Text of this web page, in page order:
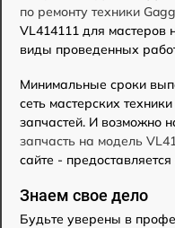
по ремонту техники
VL414111 для мастеров
виды проведенных
Минимальные сроки
сеть мастерских
запчастей. И возможно
запчасть на модель
сайте -
Знаем свое дело
Будьте уверены в